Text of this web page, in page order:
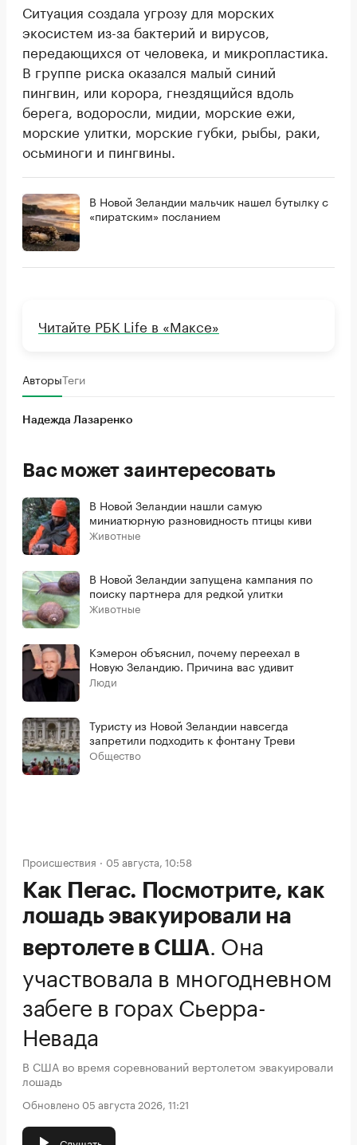
Ситуация создала угрозу для морских
экосистем из-за бактерий и вирусов,
передающихся от человека, и микропластика.
В группе риска оказался малый синий
пингвин, или корора, гнездящийся вдоль
берега, водоросли, мидии, морские ежи,
морские улитки, морские губки, рыбы, раки,
осьминоги и пингвины.
В Новой Зеландии мальчик нашел бутылку с
«пиратским» посланием
Читайте РБК Life в «Максе»
АвторыТеги
Надежда Лазаренко
Вас может заинтересовать
В Новой Зеландии нашли самую
миниатюрную разновидность птицы киви
Животные
В Новой Зеландии запущена кампания по
поиску партнера для редкой улитки
Животные
Кэмерон объяснил, почему переехал в
Новую Зеландию. Причина вас удивит
Люди
Туристу из Новой Зеландии навсегда
запретили подходить к фонтану Треви
Общество
Происшествия 05 августа, 10:58
Как Пегас. Посмотрите, как
лошадь эвакуировали на
вертолете в США. Она
участвовала в многодневном
забеге в горах Сьерра-
Невада
В США во время соревнований вертолетом эвакуировали
лошадь
Обновлено 05 августа 2026, 11:21